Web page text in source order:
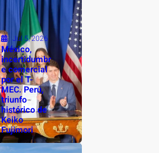
Jul 5, 2026
México,
incertidumbr
e comercial
por el T-
MEC. Perú,
triunfo
histórico de
Keiko
Fujimori